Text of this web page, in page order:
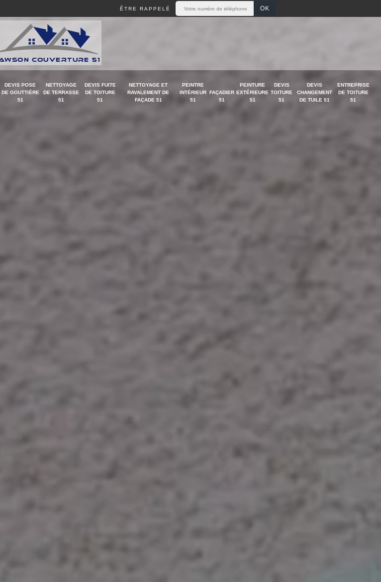
ÊTRE RAPPELÉ
DEVIS POSE
DE GOUTTIÈRE
51
NETTOYAGE
DE TERRASSE
51
DEVIS FUITE
DE TOITURE
51
NETTOYAGE ET
RAVALEMENT DE
FAÇADE 51
PEINTRE
INTÉRIEUR
51
FAÇADIER
51
PEINTURE
EXTÉRIEURE
51
DEVIS
TOITURE
51
DEVIS
CHANGEMENT
DE TUILE 51
ENTREPRISE
DE TOITURE
51